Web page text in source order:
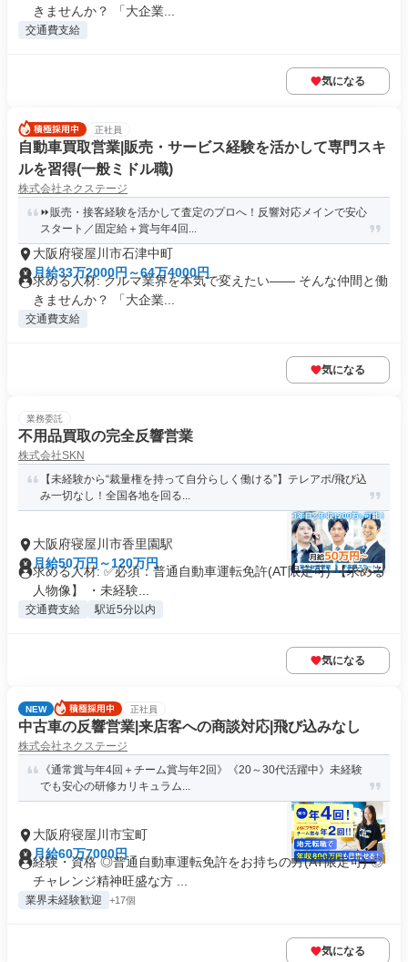
きませんか？ 「大企業...
交通費支給
気になる
正社員
自動車買取営業|販売・サービス経験を活かして専門スキ
ルを習得(一般ミドル職)
株式会社ネクステージ
⏩️販売・接客経験を活かして査定のプロへ！反響対応メインで安心
スタート／固定給＋賞与年4回...
大阪府寝屋川市石津中町
月給33万2000円～64万4000円
求める人材: クルマ業界を本気で変えたい―― そんな仲間と働
きませんか？ 「大企業...
交通費支給
気になる
業務委託
不用品買取の完全反響営業
株式会社SKN
【未経験から“裁量権を持って自分らしく働ける”】テレアポ/飛び込
み一切なし！全国各地を回る...
大阪府寝屋川市香里園駅
月給50万円～120万円
求める人材: ✅必須：普通自動車運転免許(AT限定可) 【求める
人物像】 ・未経験...
交通費支給 駅近5分以内
気になる
NEW 正社員
中古車の反響営業|来店客への商談対応|飛び込みなし
株式会社ネクステージ
《通常賞与年4回＋チーム賞与年2回》《20～30代活躍中》未経験
でも安心の研修カリキュラム...
大阪府寝屋川市宝町
月給60万7000円
経験・資格 ◎普通自動車運転免許をお持ちの方(AT限定可) ◎
チャレンジ精神旺盛な方 ...
業界未経験歓迎 +17個
気になる